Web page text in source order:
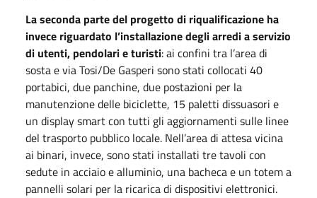
La seconda parte del progetto di riqualificazione ha
invece riguardato l’installazione degli arredi a servizio
di utenti, pendolari e turisti: ai confini tra l’area di
sosta e via Tosi/De Gasperi sono stati collocati 40
portabici, due panchine, due postazioni per la
manutenzione delle biciclette, 15 paletti dissuasori e
un display smart con tutti gli aggiornamenti sulle linee
del trasporto pubblico locale. Nell’area di attesa vicina
ai binari, invece, sono stati installati tre tavoli con
sedute in acciaio e alluminio, una bacheca e un totem a
pannelli solari per la ricarica di dispositivi elettronici.